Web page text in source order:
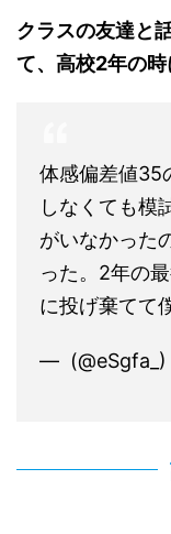
クラスの友達と
て、高校2年の時
体感偏差値35
しなくても模
がいなかった
った。2年の
に投げ棄てて
— ‎ (@eSgfa_)